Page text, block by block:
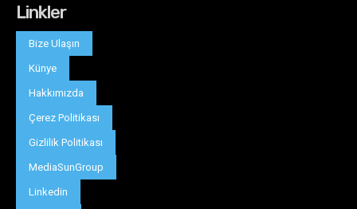
Linkler
Bize Ulaşın
Künye
Hakkımızda
Çerez Politikası
Gizlilik Politikası
MediaSunGroup
Linkedin